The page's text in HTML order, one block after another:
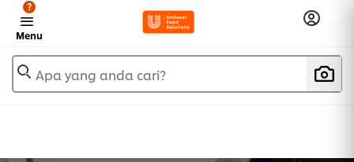
Menu
?
Apa yang anda cari?